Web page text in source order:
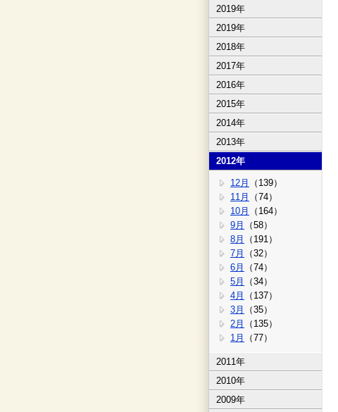
2019年
2019年
2018年
2017年
2016年
2015年
2014年
2013年
2012年
12月
（139）
11月
（74）
10月
（164）
9月
（58）
8月
（191）
7月
（32）
6月
（74）
5月
（34）
4月
（137）
3月
（35）
2月
（135）
1月
（77）
2011年
2010年
2009年